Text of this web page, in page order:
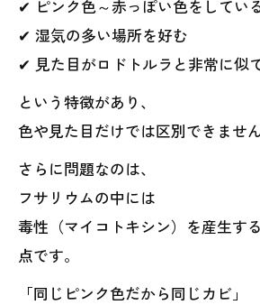
✔ ピンク色～赤っぽい色をしてい
✔ 湿気の多い場所を好む
✔ 見た目がロドトルラと非常に似
という特徴があり、
色や見た目だけでは区別できませ
さらに問題なのは、
フサリウムの中には
毒性（マイコトキシン）を産生す
点です。
「同じピンク色だから同じカビ」